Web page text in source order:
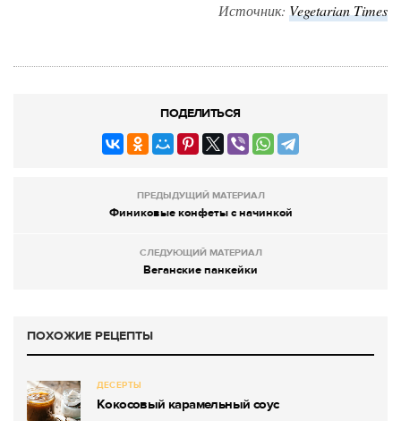
Источник: Vegetarian Times
ПОДЕЛИТЬСЯ
ПРЕДЫДУЩИЙ МАТЕРИАЛ
Финиковые конфеты с начинкой
СЛЕДУЮЩИЙ МАТЕРИАЛ
Веганские панкейки
ПОХОЖИЕ РЕЦЕПТЫ
ДЕСЕРТЫ
Кокосовый карамельный соус